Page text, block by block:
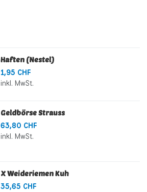
Haften (Nestel)
1,95 CHF
inkl. MwSt.
Geldbörse Strauss
63,80 CHF
inkl. MwSt.
X Weideriemen Kuh
35,65 CHF